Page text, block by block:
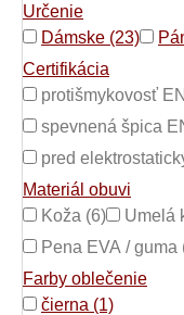
Určenie
Dámske (23)
Certifikácia
protišmykovosť
spevnená špica
pred
Materiál obuvi
Koža (6)
Umelá
Pena EVA / guma
Farby oblečenie
čierna (1)